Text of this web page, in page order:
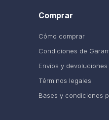
Comprar
Cómo comprar
Condiciones de
Envíos y devoluciones
Términos legales
Bases y condiciones